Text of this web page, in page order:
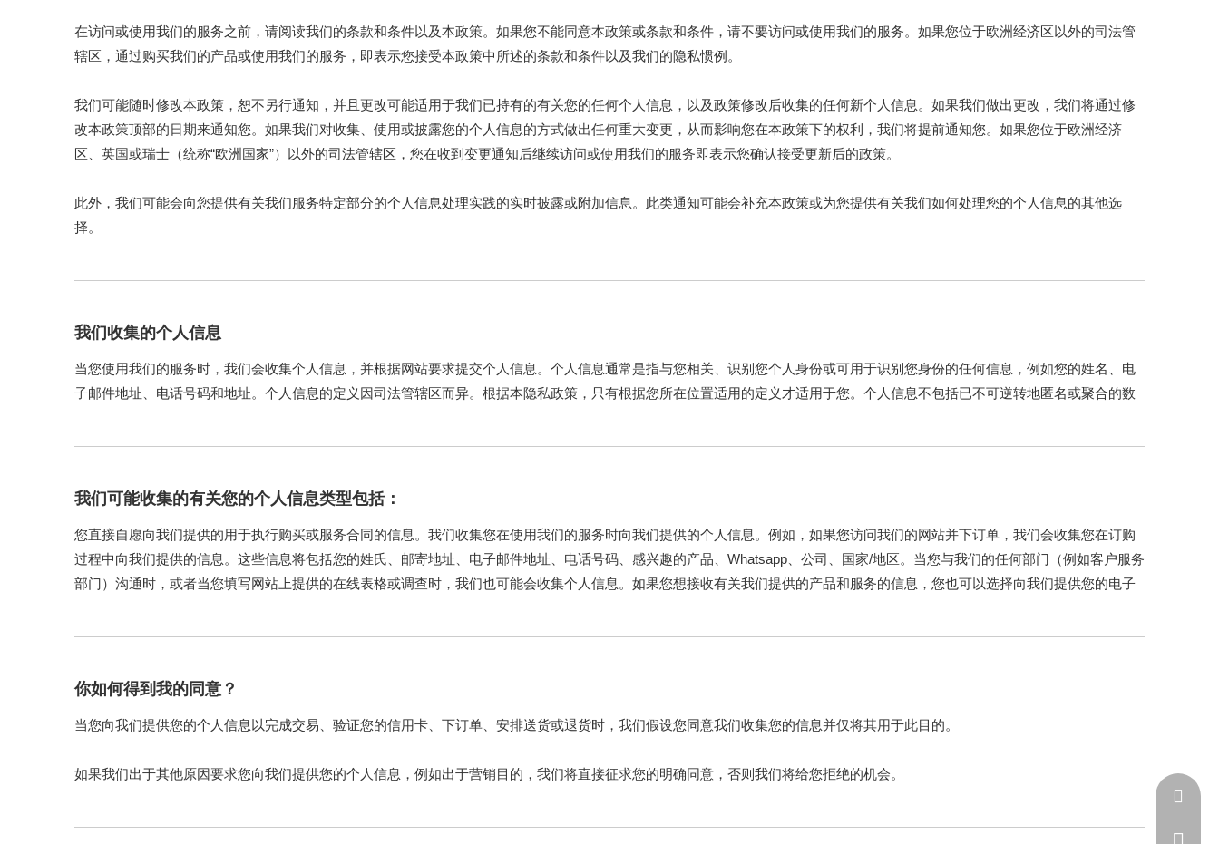
在访问或使用我们的服务之前，请阅读我们的条款和条件以及本政策。如果您不能同意本政策或条款和条件，请不要访问或使用我们的服务。如果您位于欧洲经济区以外的司法管
辖区，通过购买我们的产品或使用我们的服务，即表示您接受本政策中所述的条款和条件以及我们的隐私惯例。
我们可能随时修改本政策，恕不另行通知，并且更改可能适用于我们已持有的有关您的任何个人信息，以及政策修改后收集的任何新个人信息。如果我们做出更改，我们将通过修
改本政策顶部的日期来通知您。如果我们对收集、使用或披露您的个人信息的方式做出任何重大变更，从而影响您在本政策下的权利，我们将提前通知您。如果您位于欧洲经济
区、英国或瑞士（统称“欧洲国家”）以外的司法管辖区，您在收到变更通知后继续访问或使用我们的服务即表示您确认接受更新后的政策。
此外，我们可能会向您提供有关我们服务特定部分的个人信息处理实践的实时披露或附加信息。此类通知可能会补充本政策或为您提供有关我们如何处理您的个人信息的其他选
择。
我们收集的个人信息
当您使用我们的服务时，我们会收集个人信息，并根据网站要求提交个人信息。个人信息通常是指与您相关、识别您个人身份或可用于识别您身份的任何信息，例如您的姓名、电
子邮件地址、电话号码和地址。个人信息的定义因司法管辖区而异。根据本隐私政策，只有根据您所在位置适用的定义才适用于您。个人信息不包括已不可逆转地匿名或聚合的数
我们可能收集的有关您的个人信息类型包括：
您直接自愿向我们提供的用于执行购买或服务合同的信息。我们收集您在使用我们的服务时向我们提供的个人信息。例如，如果您访问我们的网站并下订单，我们会收集您在订购
过程中向我们提供的信息。这些信息将包括您的姓氏、邮寄地址、电子邮件地址、电话号码、感兴趣的产品、Whatsapp、公司、国家/地区。当您与我们的任何部门（例如客户服务
部门）沟通时，或者当您填写网站上提供的在线表格或调查时，我们也可能会收集个人信息。如果您想接收有关我们提供的产品和服务的信息，您也可以选择向我们提供您的电子
你如何得到我的同意？
当您向我们提供您的个人信息以完成交易、验证您的信用卡、下订单、安排送货或退货时，我们假设您同意我们收集您的信息并仅将其用于此目的。
如果我们出于其他原因要求您向我们提供您的个人信息，例如出于营销目的，我们将直接征求您的明确同意，否则我们将给您拒绝的机会。